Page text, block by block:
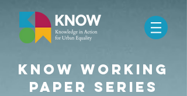
know working
paper series